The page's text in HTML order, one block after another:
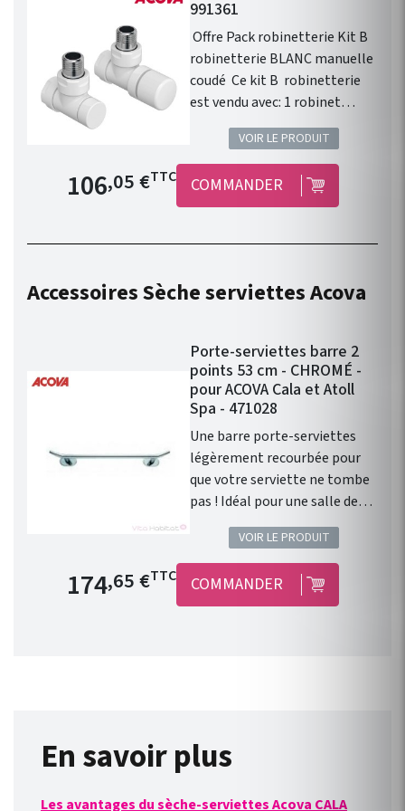
nuancier Acova ! Kit
robinetterie compatible avec
chauffage central Fassane
991361
Offre Pack robinetterie Kit B
robinetterie BLANC manuelle
coudé Ce kit B robinetterie
est vendu avec: 1 robinet
équerre 1/2" . 1 coude de
réglage 1/2" . 1 tête manuelle
blanche . 1 paire de raccords
cuivre 14. 1 paire de raccords
PER 12. Installation
Prem's ACOVA . Disponible en
VOIR LE PRODUIT
Prix de base
106,05 €TTC COMMANDER
Accessoires Sèche serviettes Acova
Porte-serviettes barre 2
points 53 cm - CHROMÉ -
pour ACOVA Cala et Atoll
Spa - 471028
Une barre porte-serviettes
légèrement recourbée pour
que votre serviette ne tombe
pas ! Idéal pour une salle de
bain contemporaine. Porte-
serviettes barre 2 points pour
radiateurs sèche-serviettes
Acova gammes Cala et Atoll
Spa. Couleur : CHROMÉ
VOIR LE PRODUIT
Prix de base
174,65 €TTC COMMANDER
En savoir plus
Les avantages du sèche-serviettes Acova CALA